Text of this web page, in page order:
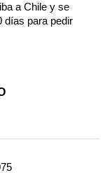
a Chile y se
días para pedir